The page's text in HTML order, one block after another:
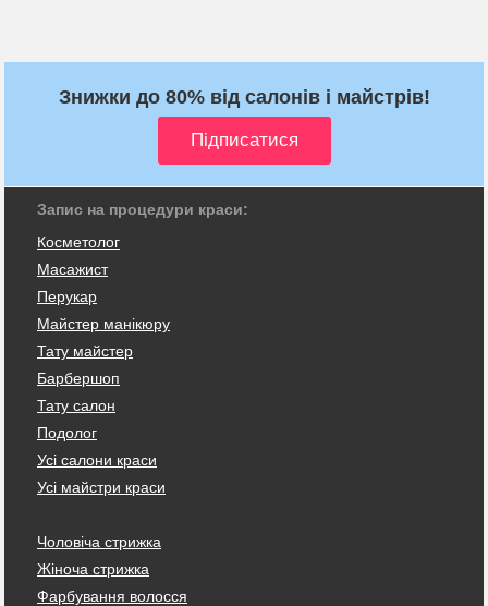
Знижки до 80% від салонів і майстрів!
Запис на процедури краси:
Косметолог
Масажист
Перукар
Майстер манікюру
Тату майстер
Барбершоп
Тату салон
Подолог
Усі салони краси
Усі майстри краси
Чоловіча стрижка
Жіноча стрижка
Фарбування волосся